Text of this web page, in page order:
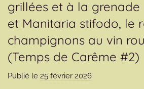
grillées et à la grenade
et Manitaria stifodo, le
champignons au vin
(Temps de Carême #2)
Publié le 25 février 2026p